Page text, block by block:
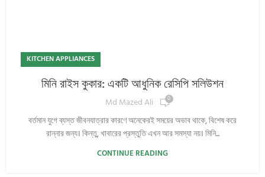
KITCHEN APPLIANCES
মিনি রাইস কুকার: একটি আধুনিক রেসিপি সলিউশন
Md Mazed Ali 0
বর্তমান যুগে ব্যস্ত জীবনযাত্রার কারণে অনেকেরই সময়ের অভাব থাকে, বিশেষ করে
রান্নার জন্য। কিন্তু, খাবারের প্রস্তুতি এখন আর সমস্যা নয়। মিনি...
CONTINUE READING